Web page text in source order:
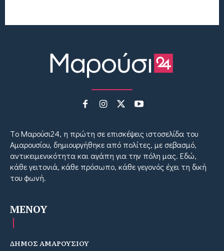
Tο Μαρούσι24, η πρώτη σε επισκέψεις ιστοσελίδα του
Αμαρουσίου, δημιουργήθηκε από πολίτες, με σεβασμό,
αντικειμενικότητα και αγάπη για την πόλη μας. Εδώ,
κάθε γειτονιά, κάθε πρόσωπο, κάθε γεγονός έχει τη δική
του φωνή.
MENOY
ΔΗΜΟΣ ΑΜΑΡΟΥΣΙΟΥ